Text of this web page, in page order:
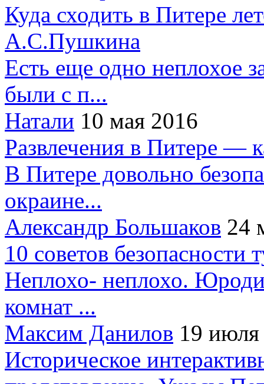
Куда сходить в Питере
А.С.Пушкина
Есть еще одно неплохое
были с п...
Натали 10 мая 2016
Развлечения в Питере —
В Питере довольно
окраине...
Александр Большаков 24
10 советов безопасности
Неплохо- неплохо.
комнат ...
Максим Данилов 19
Историческое